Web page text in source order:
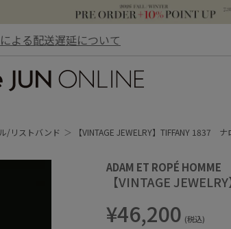
よる配送遅延について
/リストバンド 【VINTAGE JEWELRY】TIFFANY 1837
ADAM ET ROPÉ HOMME
【VINTAGE
¥46,200 (税込)